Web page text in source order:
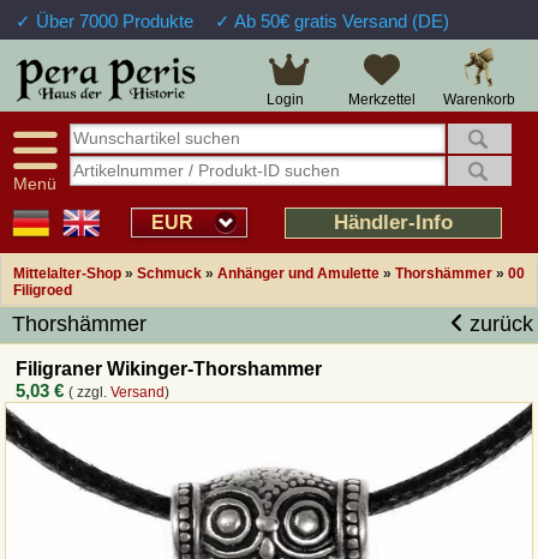
✓ Über 7000 Produkte ✓ Ab 50€ gratis Versand (DE)
Warenkorb
Merkzettel
Login
Menü
EUR Händler-Info
Mittelalter-Shop » Schmuck » Anhänger und Amulette » Thorshämmer » 00
Filigroed
Thorshämmer zurück
Filigraner Wikinger-Thorshammer
5,03 € ( zzgl.Versand)
Große Auswahl
Verfügbarkeitsanzeige
Sendungsverfolgung
Intelligente Navigation
Freundlicher Service
14 Tage Widerrufsrecht
Über 25 Jahre Erfahrung
Schnelle Rücküberweisung
Kulant bei Retouren
Prof. Auftragsabwicklung
Übersicht Mittelalter-Produkte
Impressum
Widerrufsfunktion
Wie bestellen?
Rückruf-Service